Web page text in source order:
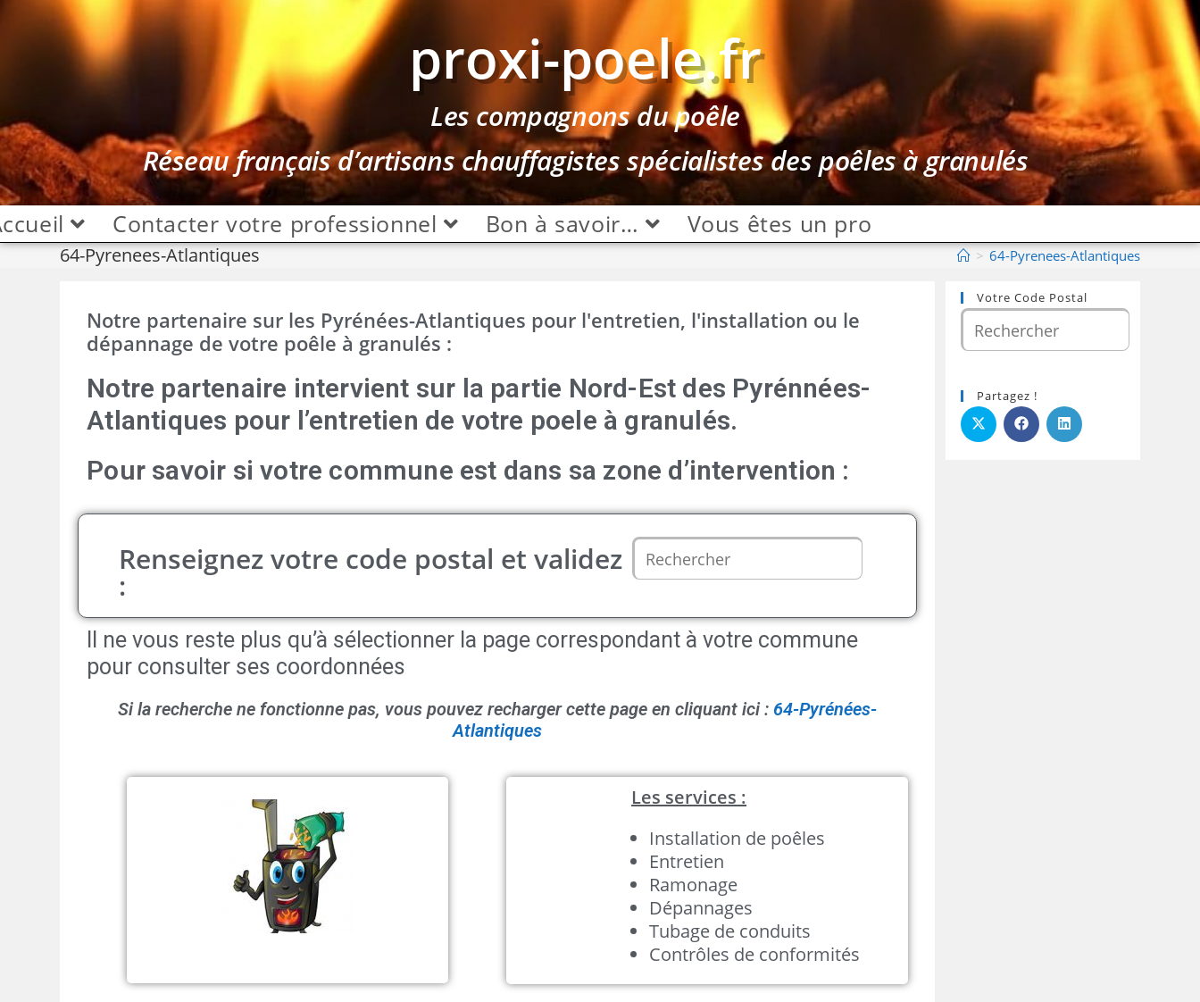
proxi-poele.fr
Les compagnons du poêle
Réseau français d’artisans chauffagistes spécialistes des poêles à granulés
Contacter votre professionnel Bon à savoir… Vous êtes un pro
64-Pyrenees-Atlantiques > 64-Pyrenees-Atlantiques
Notre partenaire sur les Pyrénées-Atlantiques pour l'entretien, l'installation ou le
dépannage de votre poêle à granulés :
Notre partenaire intervient sur la partie Nord-Est des Pyrénnées-
Atlantiques pour l’entretien de votre poele à granulés.
Pour savoir si votre commune est dans sa zone d’intervention :
Renseignez votre code postal et validez
:
Il ne vous reste plus qu’à sélectionner la page correspondant à votre commune
pour consulter ses coordonnées
Si la recherche ne fonctionne pas, vous pouvez recharger cette page en cliquant ici : 64-Pyrénées-
Atlantiques
Les services :
Installation de poêles
Entretien
Ramonage
Dépannages
Tubage de conduits
Contrôles de conformités
Votre Code Postal
Partagez !